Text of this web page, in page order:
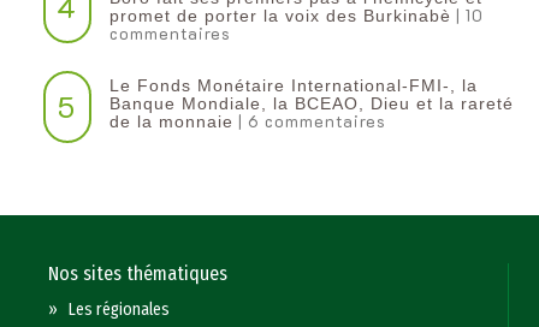
promet de porter la voix des Burkinabè | 10
commentaires
5
Le Fonds Monétaire International-FMI-, la
Banque Mondiale, la BCEAO, Dieu et la rareté
de la monnaie | 6 commentaires
Nos sites thématiques
»Les régionales